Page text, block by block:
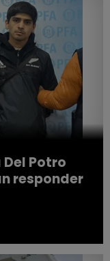
Potro
responder